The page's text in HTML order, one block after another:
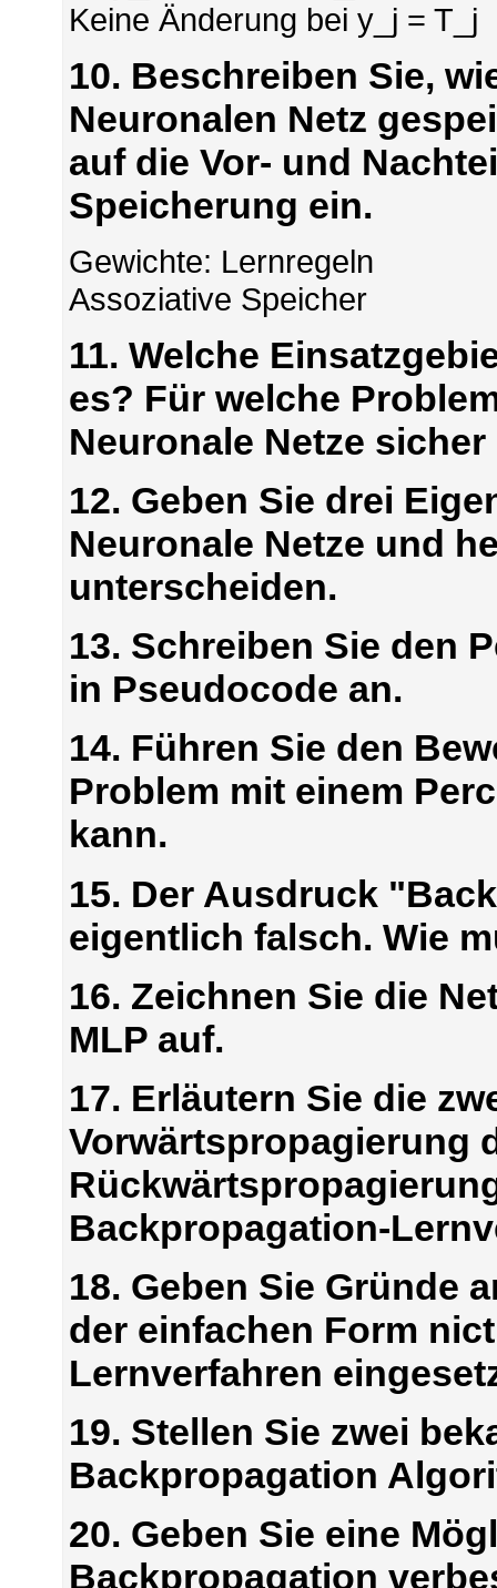
Keine Änderung bei y_j = T_j
10. Beschreiben Sie,
Neuronalen Netz
auf die Vor- und
Speicherung ein.
Gewichte: Lernregeln
Assoziative Speicher
11. Welche
es? Für welche
Neuronale Netze
12. Geben Sie drei
Neuronale Netze und
unterscheiden.
13. Schreiben Sie den
in Pseudocode an.
14. Führen Sie den
Problem mit einem
kann.
15. Der Ausdruck
eigentlich falsch. Wie
16. Zeichnen Sie die
MLP auf.
17. Erläutern Sie die
Vorwärtspropagierung
Backpropagation-
18. Geben Sie Gründe
der einfachen Form
Lernverfahren
19. Stellen Sie zwei
Backpropagation
20. Geben Sie eine
Backpropagation